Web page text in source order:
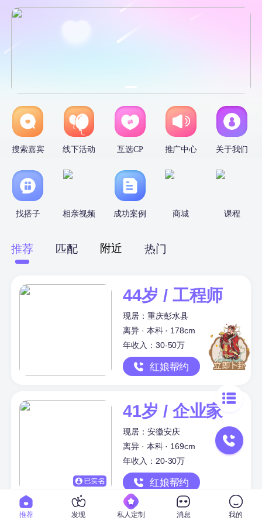
搜索嘉宾 线下活动 互选CP 推广中心 关于我们
找搭子 相亲视频 成功案例 商城 课程
推荐 匹配 附近 热门
44岁 / 工程师
现居：重庆彭水县
离异 · 本科 · 178cm
年收入：30-50万
红娘帮约
41岁 / 企业家
现居：安徽安庆
离异 · 本科 · 169cm
年收入：20-30万
红娘帮约
推荐 发现 私人定制 消息 我的